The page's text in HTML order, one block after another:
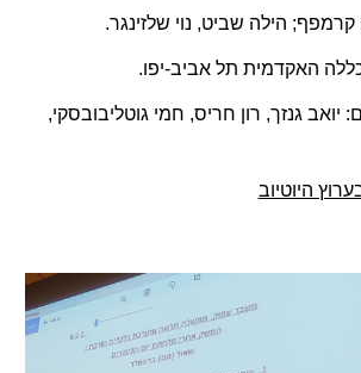
קרמפף; הילה שביט, נוי שלזינגר.
האקדמית תל אביב-יפו.
יואב גנזך, רון חריס, חמי גוטליבובסקי,
היוטיוב